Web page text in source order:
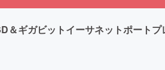
ギガビットイーサネットポート